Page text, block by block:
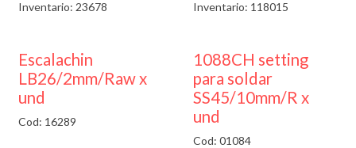
Inventario: 23678 Inventario: 118015
Escalachin
LB26/2mm/Raw x
und
Cod: 16289
1088CH setting
para soldar
SS45/10mm/R x
und
Cod: 01084